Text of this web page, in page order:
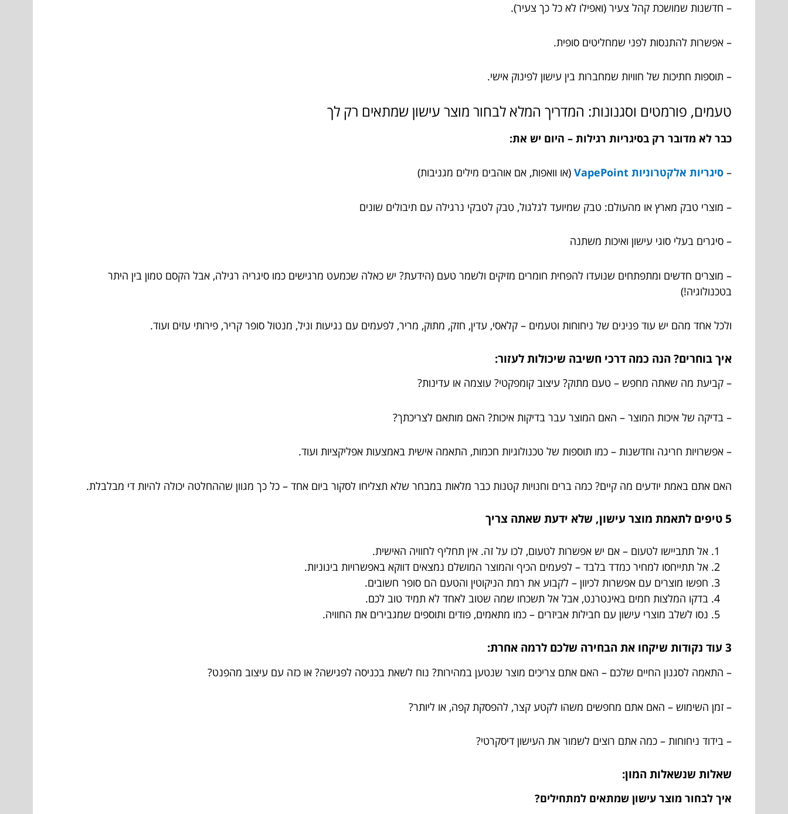
– חדשנות שמושכת קהל צעיר (ואפילו לא כל כך צעיר).
– אפשרות להתנסות לפני שמחליטים סופית.
– תוספות חתיכות של חוויות שמחברות בין עישון לפינוק אישי.
טעמים, פורמטים וסגנונות: המדריך המלא לבחור מוצר עישון שמתאים רק לך
כבר לא מדובר רק בסיגריות רגילות – היום יש את:
– סיגריות אלקטרוניות VapePoint (או וואפות, אם אוהבים מילים מגניבות)
– מוצרי טבק מארץ או מהעולם: טבק שמיועד לגלגול, טבק לטבקי נרגילה עם תיבולים שונים
– סיגרים בעלי סוגי עישון ואיכות משתנה
– מוצרים חדשים ומתפתחים שנועדו להפחית חומרים מזיקים ולשמר טעם (הידעת? יש כאלה שכמעט מרגישים כמו סיגריה רגילה, אבל הקסם טמון בין היתר
בטכנולוגיה!)
ולכל אחד מהם יש עוד פנינים של ניחוחות וטעמים – קלאסי, עדין, חזק, מתוק, מריר, לפעמים עם נגיעות וניל, מנטול סופר קריר, פירותי עזים ועוד.
איך בוחרים? הנה כמה דרכי חשיבה שיכולות לעזור:
– קביעת מה שאתה מחפש – טעם מתוק? עיצוב קומפקטי? עוצמה או עדינות?
– בדיקה של איכות המוצר – האם המוצר עבר בדיקות איכות? האם מותאם לצריכתך?
– אפשרויות חריגה וחדשנות – כמו תוספות של טכנולוגיות חכמות, התאמה אישית באמצעות אפליקציות ועוד.
האם אתם באמת יודעים מה קיים? כמה ברים וחנויות קטנות כבר מלאות במבחר שלא תצליחו לסקור ביום אחד – כל כך מגוון שההחלטה יכולה להיות די מבלבלת.
5 טיפים לתאמת מוצר עישון, שלא ידעת שאתה צריך
אל תתביישו לטעום – אם יש אפשרות לטעום, לכו על זה. אין תחליף לחוויה האישית.
אל תתייחסו למחיר כמדד בלבד – לפעמים הכיף והמוצר המושלם נמצאים דווקא באפשרויות בינוניות.
חפשו מוצרים עם אפשרות לכיוון – לקבוע את רמת הניקוטין והטעם הם סופר חשובים.
בדקו המלצות חמים באינטרנט, אבל אל תשכחו שמה שטוב לאחד לא תמיד טוב לכם.
נסו לשלב מוצרי עישון עם חבילות אביזרים – כמו מתאמים, פודים ותוספים שמגבירים את החוויה.
3 עוד נקודות שיקחו את הבחירה שלכם לרמה אחרת:
– התאמה לסגנון החיים שלכם – האם אתם צריכים מוצר שנטען במהירות? נוח לשאת בכניסה לפגישה? או כזה עם עיצוב מהפנט?
– זמן השימוש – האם אתם מחפשים משהו לקטע קצר, להפסקת קפה, או ליותר?
– בידוד ניחוחות – כמה אתם רוצים לשמור את העישון דיסקרטי?
שאלות שנשאלות המון:
איך לבחור מוצר עישון שמתאים למתחילים?